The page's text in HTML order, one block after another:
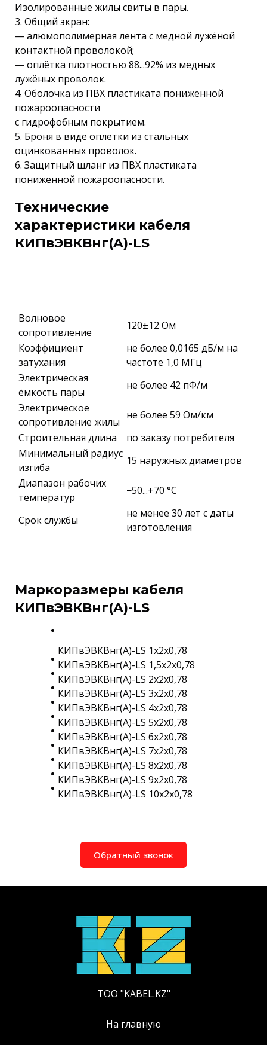
Изолированные жилы свиты в пары.
3. Общий экран:
— алюмополимерная лента с медной лужёной
контактной проволокой;
— оплётка плотностью 88...92% из медных
лужёных проволок.
4. Оболочка из ПВХ пластиката пониженной
пожароопасности
с гидрофобным покрытием.
5. Броня в виде оплётки из стальных
оцинкованных проволок.
6. Защитный шланг из ПВХ пластиката
пониженной пожароопасности.
Технические
характеристики кабеля
КИПвЭВКВнг(A)-LS
Волновое
сопротивление
120±12 Ом
Коэффициент
затухания
не более 0,0165 дБ/м на
частоте 1,0 МГц
Электрическая
ёмкость пары
не более 42 пФ/м
Электрическое
сопротивление жилы
не более 59 Ом/км
Строительная длина
по заказу потребителя
Минимальный радиус
изгиба
15 наружных диаметров
Диапазон рабочих
температур
−50...+70 °C
Срок службы
не менее 30 лет с даты
изготовления
Маркоразмеры кабеля
КИПвЭВКВнг(A)-LS
КИПвЭВКВнг(A)-LS 1х2х0,78
КИПвЭВКВнг(A)-LS 1,5х2х0,78
КИПвЭВКВнг(A)-LS 2х2х0,78
КИПвЭВКВнг(A)-LS 3х2х0,78
КИПвЭВКВнг(A)-LS 4х2х0,78
КИПвЭВКВнг(A)-LS 5х2х0,78
КИПвЭВКВнг(A)-LS 6х2х0,78
КИПвЭВКВнг(A)-LS 7х2х0,78
КИПвЭВКВнг(A)-LS 8х2х0,78
КИПвЭВКВнг(A)-LS 9х2х0,78
КИПвЭВКВнг(A)-LS 10х2х0,78
Обратный звонок
ТОО "KABEL.KZ"
На главную